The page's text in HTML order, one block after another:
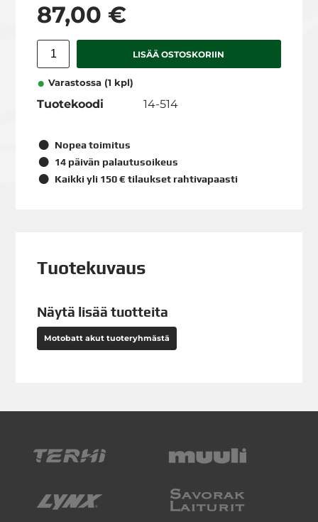
87,00 €
LISÄÄ OSTOSKORIIN
Varastossa (1 kpl)
Tuotekoodi 14-514
Nopea toimitus
14 päivän palautusoikeus
Kaikki yli 150 € tilaukset rahtivapaasti
Tuotekuvaus
Näytä lisää tuotteita
Motobatt akut tuoteryhmästä